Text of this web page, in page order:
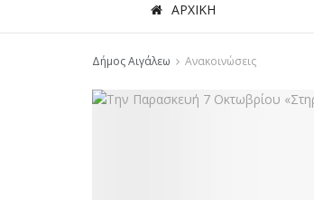
ΑΡΧΙΚΗ
Δήμος Αιγάλεω Ανακοινώσεις